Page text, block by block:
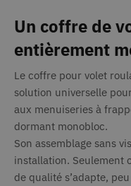
Un coffre de
entièrement
Le coffre pour volet
solution universelle
aux menuiseries à
dormant monobloc.
Son assemblage sans
installation. Seulement
de qualité s’adapte,